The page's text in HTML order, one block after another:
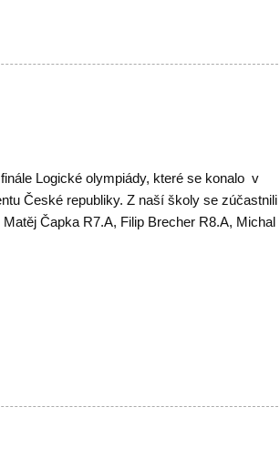
Logické olympiády, které se konalo v
České republiky. Z naší školy se zúčastnili
Čapka R7.A, Filip Brecher R8.A, Michal